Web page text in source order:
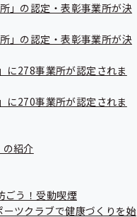
」の認定・表彰事業所が決
」の認定・表彰事業所が決
に278事業所が認定されま
に270事業所が認定されま
の紹介
ごう！受動喫煙
ーツクラブで健康づくりを始
都道府県支部所在地